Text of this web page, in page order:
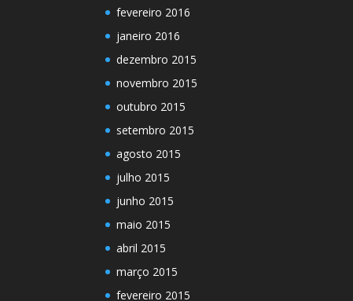
fevereiro 2016
janeiro 2016
dezembro 2015
novembro 2015
outubro 2015
setembro 2015
agosto 2015
julho 2015
junho 2015
maio 2015
abril 2015
março 2015
fevereiro 2015